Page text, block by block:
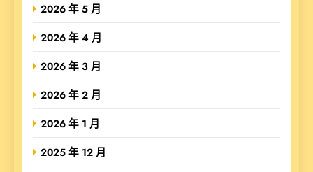
2026 年 5 月
2026 年 4 月
2026 年 3 月
2026 年 2 月
2026 年 1 月
2025 年 12 月